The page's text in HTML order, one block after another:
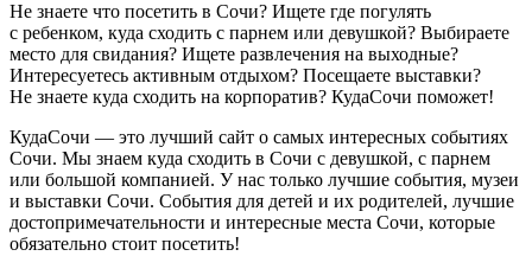
Не знаете что посетить в Сочи? Ищете где погулять
с ребенком, куда сходить с парнем или девушкой? Выбираете
место для свидания? Ищете развлечения на выходные?
Интересуетесь активным отдыхом? Посещаете выставки?
Не знаете куда сходить на корпоратив? КудаСочи поможет!
КудаСочи — это лучший сайт о самых интересных событиях
Сочи. Мы знаем куда сходить в Сочи с девушкой, с парнем
или большой компанией. У нас только лучшие события, музеи
и выставки Сочи. События для детей и их родителей, лучшие
достопримечательности и интересные места Сочи, которые
обязательно стоит посетить!